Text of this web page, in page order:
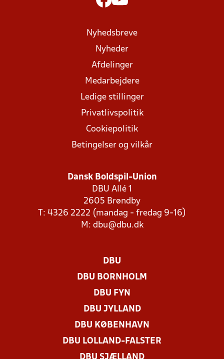
Nyhedsbreve
Nyheder
Afdelinger
Medarbejdere
Ledige stillinger
Privatlivspolitik
Cookiepolitik
Betingelser og vilkår
Dansk Boldspil-Union
DBU Allé 1
2605 Brøndby
T: 4326 2222 (mandag - fredag 9-16)
M: dbu@dbu.dk
DBU
DBU BORNHOLM
DBU FYN
DBU JYLLAND
DBU KØBENHAVN
DBU LOLLAND-FALSTER